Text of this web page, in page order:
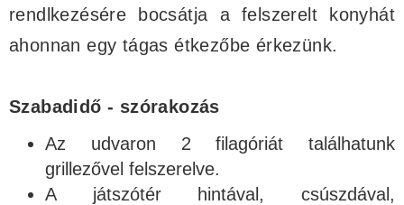
rendlkezésére bocsátja a felszerelt konyhát
ahonnan egy tágas étkezőbe érkezünk.
Szabadidő - szórakozás
Az udvaron 2 filagóriát találhatunk
grillezővel felszerelve.
A játszótér hintával, csúszdával,